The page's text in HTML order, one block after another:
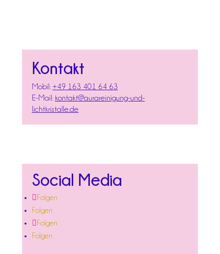
Kontakt
Mobil: +49 163 401 64 63
E-Mail: kontakt@aurareinigung-und-
lichtkristalle.de
Social Media
Folgen
Folgen
Folgen
Folgen